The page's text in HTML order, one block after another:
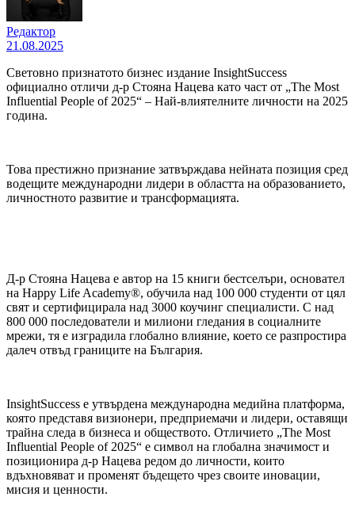
Редактор
21.08.2025
Световно признатото бизнес издание InsightSuccess
официално отличи д-р Стояна Нацева като част от „The Most
Influential People of 2025“ – Най-влиятелните личности на 2025
година.
Това престижно признание затвърждава нейната позиция сред
водещите международни лидери в областта на образованието,
личностното развитие и трансформацията.
Д-р Стояна Нацева е автор на 15 книги бестселъри, основател
на Happy Life Academy®, обучила над 100 000 студенти от цял
свят и сертифицирала над 3000 коучинг специалисти. С над
800 000 последователи и милиони гледания в социалните
мрежи, тя е изградила глобално влияние, което се разпростира
далеч отвъд границите на България.
InsightSuccess е утвърдена международна медийна платформа,
която представя визионери, предприемачи и лидери, оставящи
трайна следа в бизнеса и обществото. Отличието „The Most
Influential People of 2025“ е символ на глобална значимост и
позиционира д-р Нацева редом до личности, които
вдъхновяват и променят бъдещето чрез своите иновации,
мисия и ценности.